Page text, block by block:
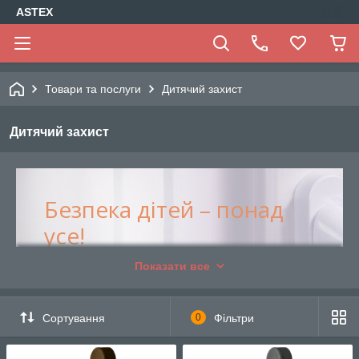
ASTEX
Товари та послуги Дитячий захист
Дитячий захист
Безпека дітей – понад
усе!
Подбайте про своїх дітей,
встановивши на вікна
блокатор віконних ручок
Показати все
Сортування 0 Фільтри